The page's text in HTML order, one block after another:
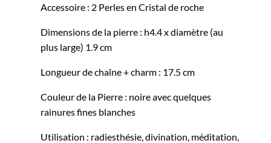
Accessoire : 2 Perles en Cristal de roche
Dimensions de la pierre : h4.4 x diamètre (au
plus large) 1.9 cm
Longueur de chaîne + charm : 17.5 cm
Couleur de la Pierre : noire avec quelques
rainures fines blanches
Utilisation : radiesthésie, divination, méditation,